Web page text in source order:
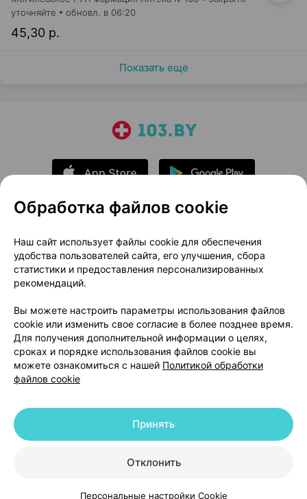
45,30 р.
уточняйте обновл. в 06:20
Показать еще
О проекте
Новости проекта
Размещение рекламы
Медицинский маркетинг
Публичный договор
Доставка
Способы оплаты
Вакансии
Партнеры
Написать руководителю 103.by
Написать в поддержку
Персональные настройки Cookie
© 2026 ООО «Артокс Лаб», УНП 191700409 | 220012, Республика Беларусь,
+375 291212755
Обработка файлов cookie
Наш сайт использует файлы cookie для обеспечения
удобства пользователей сайта, его улучшения, сбора
статистики и предоставления персонализированных
рекомендаций.
Вы можете настроить параметры использования файлов
cookie или изменить свое согласие в более позднее время.
Для получения дополнительной информации о целях,
сроках и порядке использования файлов cookie вы
можете ознакомиться с нашей Политикой обработки
файлов cookie
Отклонить
Принять
Персональные настройки Cookie